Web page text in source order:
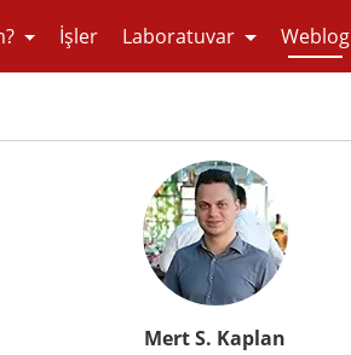
İşler Laboratuvar Weblog
Mert S. Kaplan